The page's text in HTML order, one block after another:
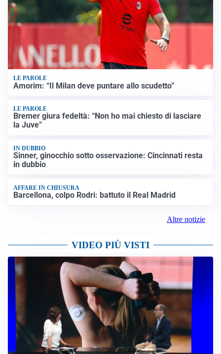
LE PAROLE
Amorim: “Il Milan deve puntare allo scudetto”
LE PAROLE
Bremer giura fedeltà: “Non ho mai chiesto di lasciare
la Juve”
IN DUBBIO
Sinner, ginocchio sotto osservazione: Cincinnati resta
in dubbio
AFFARE IN CHIUSURA
Barcellona, colpo Rodri: battuto il Real Madrid
Altre notizie
VIDEO PIÙ VISTI